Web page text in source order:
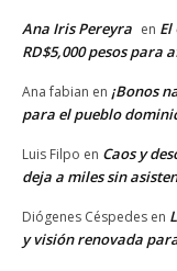
Ana Iris Pereyra en
RD$5,000 pesos para
Ana fabian en ¡Bonos
para el pueblo
Luis Filpo en Caos y
deja a miles sin
Diógenes Céspedes en
y visión renovada